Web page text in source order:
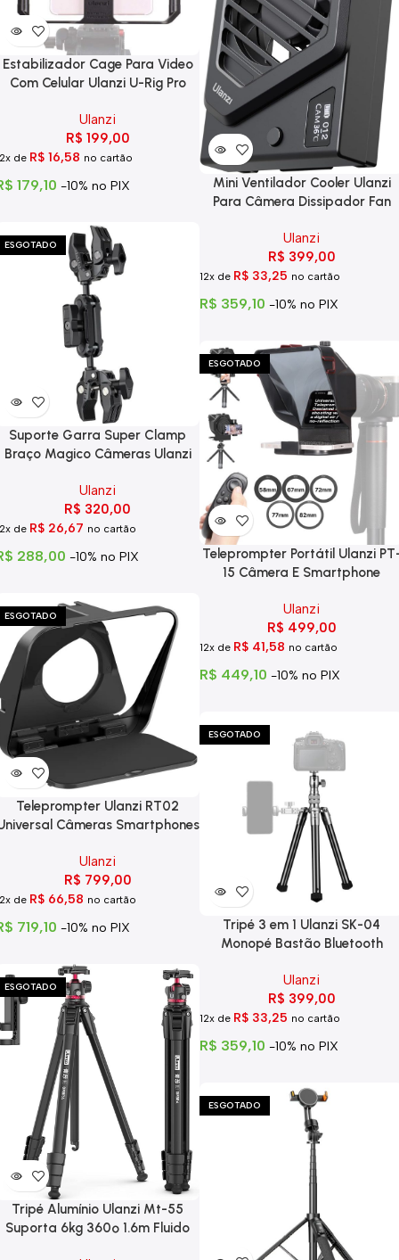
Estabilizador Cage Para Video
Com Celular Ulanzi U-Rig Pro
Ulanzi
R$ 199,00
de R$ 16,58 no cartão
179,10 -10% no PIX
Mini Ventilador Cooler Ulanzi
Para Câmera Dissipador Fan
Ulanzi
R$ 399,00
12x de R$ 33,25 no cartão
R$ 359,10 -10% no PIX
ESGOTADO
Suporte Garra Super Clamp
Braço Magico Câmeras Ulanzi
Ulanzi
R$ 320,00
de R$ 26,67 no cartão
288,00 -10% no PIX
ESGOTADO
Teleprompter Portátil Ulanzi
15 Câmera E Smartphone
Ulanzi
R$ 499,00
12x de R$ 41,58 no cartão
R$ 449,10 -10% no PIX
ESGOTADO
Teleprompter Ulanzi RT02
Câmeras Smartphones
Ulanzi
R$ 799,00
de R$ 66,58 no cartão
719,10 -10% no PIX
ESGOTADO
Tripé 3 em 1 Ulanzi SK-04
Monopé Bastão Bluetooth
Ulanzi
R$ 399,00
12x de R$ 33,25 no cartão
R$ 359,10 -10% no PIX
ESGOTADO
Tripé Alumínio Ulanzi Mt-55
Suporta 6kg 360º 1.6m Fluido
ESGOTADO